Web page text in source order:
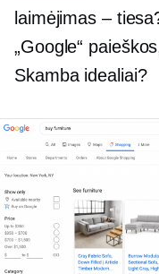
laimėjimas –
„Google“
Skamba idealiai?